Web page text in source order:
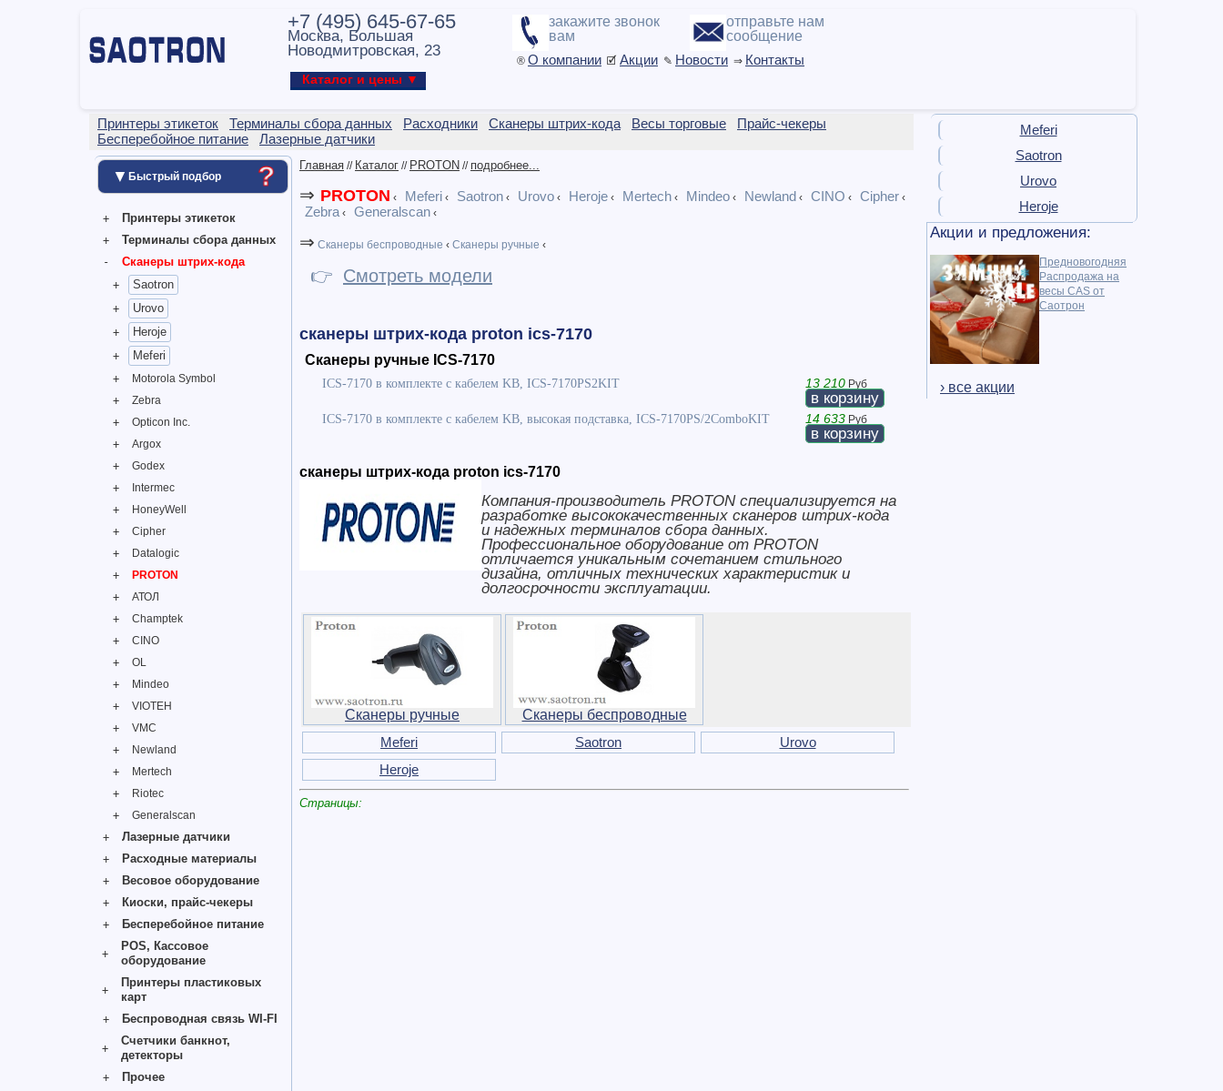
+7 (495) 645-67-65
Москва, Большая
Новодмитровская, 23
Каталог и цены ▼
закажите звонок
вам
отправьте нам
сообщение
® О компании 🗹 Акции ✎ Новости ⇒ Контакты
Meferi
Saotron
Urovo
Heroje
Акции и предложения:
Предновогодняя
Распродажа на
весы CAS от
Саотрон
› все акции
Принтеры этикеток Терминалы сбора данных Расходники Сканеры штрих-кода Весы торговые
Прайс-чекеры
Бесперебойное питание
Лазерные датчики
▼ Быстрый подбор ?
Принтеры этикеток
Терминалы сбора данных
Сканеры штрих-кода
Saotron
Urovo
Heroje
Meferi
Motorola Symbol
Zebra
Opticon Inc.
Argox
Godex
Intermec
HoneyWell
Cipher
Datalogic
PROTON
АТОЛ
Champtek
CINO
OL
Mindeo
VIOTEH
VMC
Newland
Mertech
Riotec
Generalscan
Лазерные датчики
Расходные материалы
Весовое оборудование
Киоски, прайс-чекеры
Бесперебойное питание
POS, Кассовое
оборудование
Принтеры пластиковых
карт
Беспроводная связь WI-FI
Счетчики банкнот,
детекторы
Прочее
Главная // Каталог // PROTON // подробнее...
⇒ PROTON ‹ Meferi ‹ Saotron ‹ Urovo ‹ Heroje ‹ Mertech ‹ Mindeo ‹ Newland ‹ CINO ‹ Cipher ‹
Zebra‹ Generalscan ‹
⇒ Сканеры беспроводные ‹ Сканеры ручные ‹
👉 Смотреть модели
сканеры штрих-кода proton ics-7170
Сканеры ручные ICS-7170
ICS-7170 в комплекте с кабелем KB, ICS-7170PS2KIT 13 210 Руб
в корзину
ICS-7170 в комплекте с кабелем KB, высокая подставка, ICS-7170PS/2ComboKIT 14 633 Руб
в корзину
сканеры штрих-кода proton ics-7170
Компания-производитель PROTON специализируется на
разработке высококачественных сканеров штрих-кода
и надежных терминалов сбора данных.
Профессиональное оборудование от PROTON
отличается уникальным сочетанием стильного
дизайна, отличных технических характеристик и
долгосрочности эксплуатации.
Сканеры ручные
Сканеры беспроводные
Meferi
Saotron
Urovo
Heroje
Страницы: